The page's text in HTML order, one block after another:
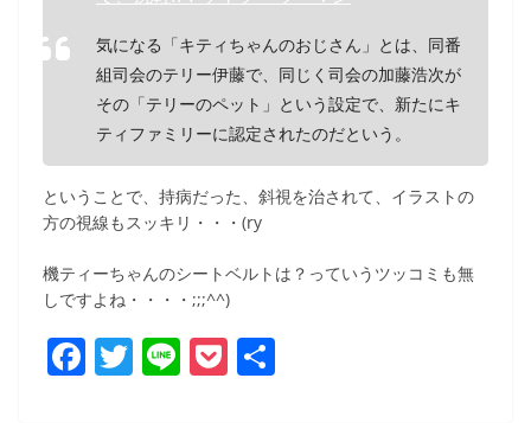
気になる「キティちゃんのおじさん」とは、同番
組司会のテリー伊藤で、同じく司会の加藤浩次が
その「テリーのペット」という設定で、新たにキ
ティファミリーに認定されたのだという。
ということで、持病だった、斜視を治されて、イラストの
方の視線もスッキリ・・・(ry
機ティーちゃんのシートベルトは？っていうツッコミも無
しですよね・・・・;;;^^)
F T Li P